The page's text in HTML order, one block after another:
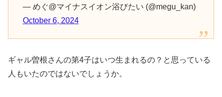
— めぐ@マイナスイオン浴びたい (@megu_kan)
October 6, 2024
ギャル曽根さんの第4子はいつ生まれるの？と思っている
人もいたのではないでしょうか。